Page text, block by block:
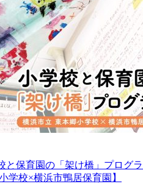
と保育園の「架け橋」プログラ
学校×横浜市鴨居保育園】